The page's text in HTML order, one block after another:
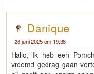
Danique
26 juni 2025 om 19:38
Hallo, Ik heb een
vreemd gedrag gaan